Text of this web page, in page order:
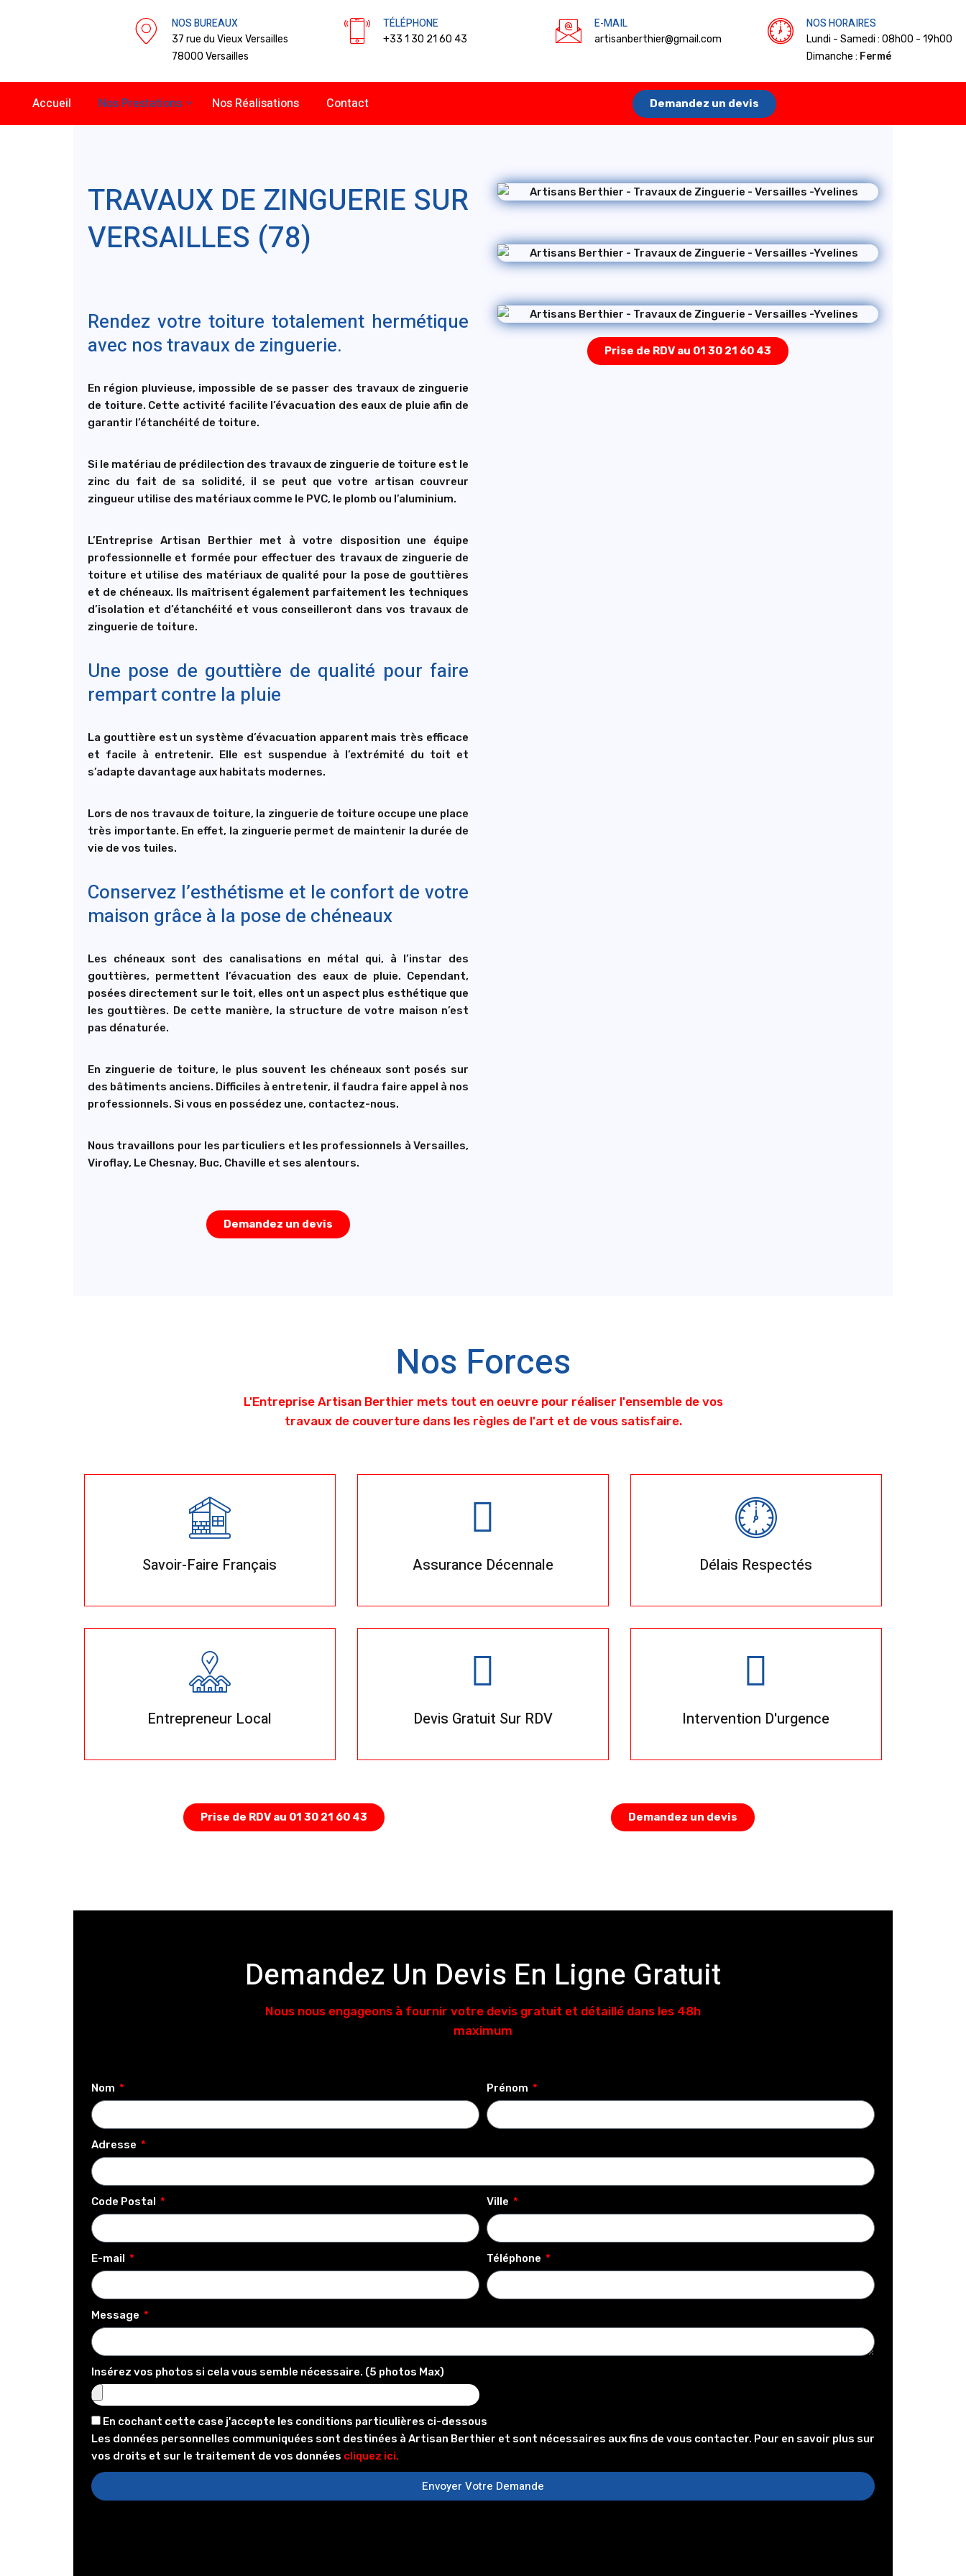
NOS BUREAUX
37 rue du Vieux Versailles
78000 Versailles
TÉLÉPHONE
+33 1 30 21 60 43
E-MAIL
artisanberthier@gmail.com
NOS HORAIRES
Lundi - Samedi : 08h00 - 19h00
Dimanche : Fermé
Accueil Nos Prestations Nos Réalisations Contact Demandez un devis
TRAVAUX DE ZINGUERIE SUR
VERSAILLES (78)
Rendez votre toiture totalement hermétique
avec nos travaux de zinguerie.
En région pluvieuse, impossible de se passer des travaux de zinguerie
de toiture. Cette activité facilite l’évacuation des eaux de pluie afin de
garantir l’étanchéité de toiture.
Si le matériau de prédilection des travaux de zinguerie de toiture est le
zinc du fait de sa solidité, il se peut que votre artisan couvreur
zingueur utilise des matériaux comme le PVC, le plomb ou l’aluminium.
L’Entreprise Artisan Berthier met à votre disposition une équipe
professionnelle et formée pour effectuer des travaux de zinguerie de
toiture et utilise des matériaux de qualité pour la pose de gouttières
et de chéneaux. Ils maîtrisent également parfaitement les techniques
d’isolation et d’étanchéité et vous conseilleront dans vos travaux de
zinguerie de toiture.
Une pose de gouttière de qualité pour faire
rempart contre la pluie
La gouttière est un système d’évacuation apparent mais très efficace
et facile à entretenir. Elle est suspendue à l’extrémité du toit et
s’adapte davantage aux habitats modernes.
Lors de nos travaux de toiture, la zinguerie de toiture occupe une place
très importante. En effet, la zinguerie permet de maintenir la durée de
vie de vos tuiles.
Conservez l’esthétisme et le confort de votre
maison grâce à la pose de chéneaux
Les chéneaux sont des canalisations en métal qui, à l’instar des
gouttières, permettent l’évacuation des eaux de pluie. Cependant,
posées directement sur le toit, elles ont un aspect plus esthétique que
les gouttières. De cette manière, la structure de votre maison n’est
pas dénaturée.
En zinguerie de toiture, le plus souvent les chéneaux sont posés sur
des bâtiments anciens. Difficiles à entretenir, il faudra faire appel à nos
professionnels. Si vous en possédez une, contactez-nous.
Nous travaillons pour les particuliers et les professionnels à Versailles,
Viroflay, Le Chesnay, Buc, Chaville et ses alentours.
Demandez un devis
Prise de RDV au 01 30 21 60 43
Nos Forces
L'Entreprise Artisan Berthier mets tout en oeuvre pour réaliser l'ensemble de vos
travaux de couverture dans les règles de l'art et de vous satisfaire.
Savoir-Faire Français Assurance Décennale Délais Respectés
Entrepreneur Local Devis Gratuit Sur RDV Intervention D'urgence
Prise de RDV au 01 30 21 60 43 Demandez un devis
Demandez Un Devis En Ligne Gratuit
Nous nous engageons à fournir votre devis gratuit et détaillé dans les 48h
maximum
Nom Prénom
Adresse
Code Postal Ville
E-mail Téléphone
Message
Insérez vos photos si cela vous semble nécessaire. (5 photos Max)
En cochant cette case j'accepte les conditions particulières ci-dessous
Les données personnelles communiquées sont destinées à Artisan Berthier et sont nécessaires aux fins de vous contacter. Pour en savoir plus sur
vos droits et sur le traitement de vos données cliquez ici.
Envoyer Votre Demande